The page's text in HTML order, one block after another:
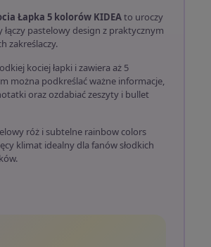
Łapka 5 kolorów KIDEAto uroczy
pastelowy design z praktycznym
zakreślaczy.
kociej łapki i zawiera aż 5
można podkreślać ważne informacje,
oraz ozdabiać zeszyty i bullet
róż i subtelne rainbow colors
klimat idealny dla fanów słodkich